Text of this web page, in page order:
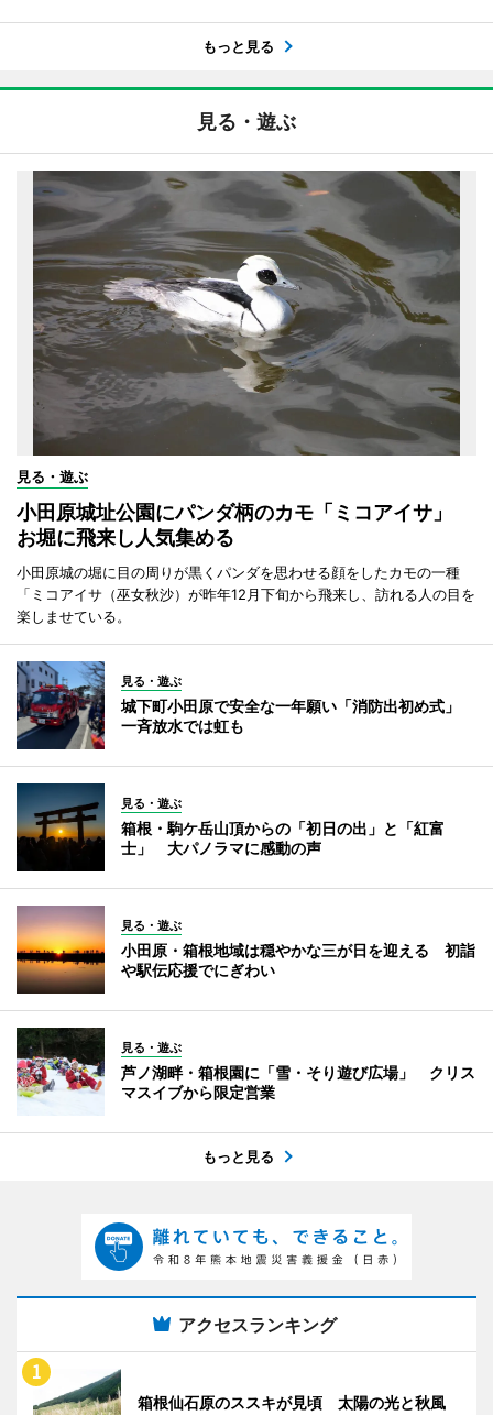
もっと見る
見る・遊ぶ
見る・遊ぶ
小田原城址公園にパンダ柄のカモ「ミコアイサ」
お堀に飛来し人気集める
小田原城の堀に目の周りが黒くパンダを思わせる顔をしたカモの一種
「ミコアイサ（巫女秋沙）が昨年12月下旬から飛来し、訪れる人の目を
楽しませている。
見る・遊ぶ
城下町小田原で安全な一年願い「消防出初め式」
一斉放水では虹も
見る・遊ぶ
箱根・駒ケ岳山頂からの「初日の出」と「紅富
士」 大パノラマに感動の声
見る・遊ぶ
小田原・箱根地域は穏やかな三が日を迎える 初詣
や駅伝応援でにぎわい
見る・遊ぶ
芦ノ湖畔・箱根園に「雪・そり遊び広場」 クリス
マスイブから限定営業
もっと見る
アクセスランキング
箱根仙石原のススキが見頃 太陽の光と秋風